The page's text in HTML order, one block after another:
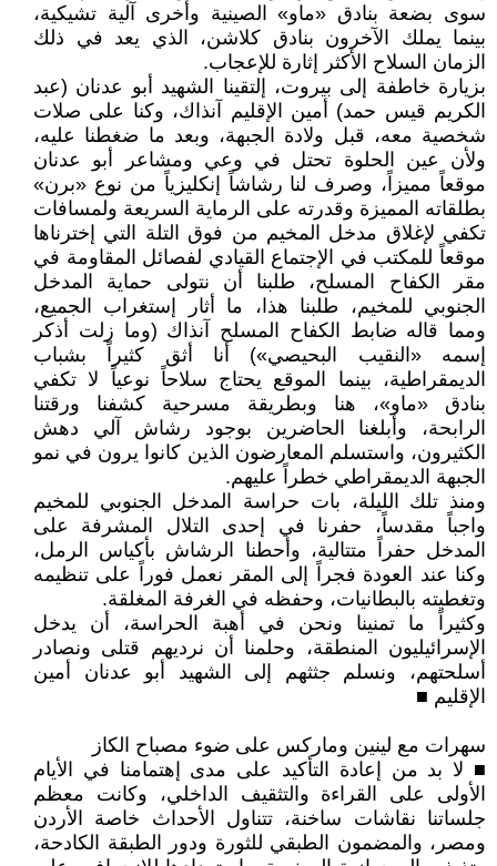
سوى بضعة بنادق «ماو» الصينية وأخرى آلية تشيكية،
بينما يملك الآخرون بنادق كلاشن، الذي يعد في ذلك
الزمان السلاح الأكثر إثارة للإعجاب.
بزيارة خاطفة إلى بيروت، إلتقينا الشهيد أبو عدنان (عبد
الكريم قيس حمد) أمين الإقليم آنذاك، وكنا على صلات
شخصية معه، قبل ولادة الجبهة، وبعد ما ضغطنا عليه،
ولأن عين الحلوة تحتل في وعي ومشاعر أبو عدنان
موقعاً مميزاً، وصرف لنا رشاشاً إنكليزياً من نوع «برن»
بطلقاته المميزة وقدرته على الرماية السريعة ولمسافات
تكفي لإغلاق مدخل المخيم من فوق التلة التي إخترناها
موقعاً للمكتب في الإجتماع القيادي لفصائل المقاومة في
مقر الكفاح المسلح، طلبنا أن نتولى حماية المدخل
الجنوبي للمخيم، طلبنا هذا، ما أثار إستغراب الجميع،
ومما قاله ضابط الكفاح المسلح آنذاك (وما زلت أذكر
إسمه «النقيب البحيصي») أنا أثق كثيراً بشباب
الديمقراطية، بينما الموقع يحتاج سلاحاً نوعياً لا تكفي
بنادق «ماو»، هنا وبطريقة مسرحية كشفنا ورقتنا
الرابحة، وأبلغنا الحاضرين بوجود رشاش آلي دهش
الكثيرون، واستسلم المعارضون الذين كانوا يرون في نمو
الجبهة الديمقراطي خطراً عليهم.
ومنذ تلك الليلة، بات حراسة المدخل الجنوبي للمخيم
واجباً مقدساً، حفرنا في إحدى التلال المشرفة على
المدخل حفراً متتالية، وأحطنا الرشاش بأكياس الرمل،
وكنا عند العودة فجراً إلى المقر نعمل فوراً على تنظيمه
وتغطيته بالبطانيات، وحفظه في الغرفة المغلقة.
وكثيراً ما تمنينا ونحن في أهبة الحراسة، أن يدخل
الإسرائيليون المنطقة، وحلمنا أن نرديهم قتلى ونصادر
أسلحتهم، ونسلم جثثهم إلى الشهيد أبو عدنان أمين
الإقليم ■
سهرات مع لينين وماركس على ضوء مصباح الكاز
■ لا بد من إعادة التأكيد على مدى إهتمامنا في الأيام
الأولى على القراءة والتثقيف الداخلي، وكانت معظم
جلساتنا نقاشات ساخنة، تتناول الأحداث خاصة الأردن
ومصر، والمضمون الطبقي للثورة ودور الطبقة الكادحة،